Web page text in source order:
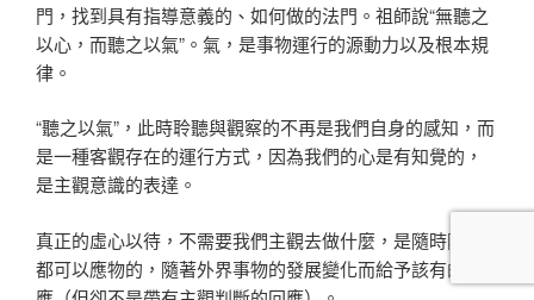
門，找到具有指導意義的、如何做的法門。祖師說“無聽之
以心，而聽之以氣”。氣，是事物運行的源動力以及根本規
律。
“聽之以氣”，此時聆聽與觀察的不再是我們自身的感知，而
是一種客觀存在的運行方式，因為我們的心是有知覺的，
是主觀意識的表達。
真正的虛心以待，不需要我們主觀去做什麼，是隨時隨地
都可以應物的，隨著外界事物的發展變化而給予該有的回